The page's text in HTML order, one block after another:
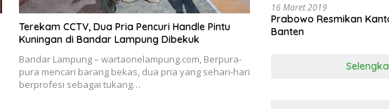
Terekam CCTV, Dua Pria Pencuri Handle Pintu
Kuningan di Bandar Lampung Dibekuk
Bandar Lampung – wartaonelampung.com, Berpura-
pura mencari barang bekas, dua pria yang sehari-hari
berprofesi sebagai tukang…
16 Maret 2019
Prabowo Resmikan
Banten